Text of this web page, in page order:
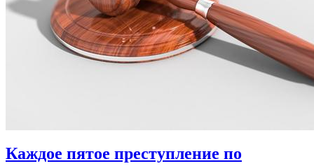
Каждое пятое преступление по